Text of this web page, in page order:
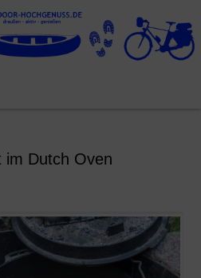
im Dutch Oven